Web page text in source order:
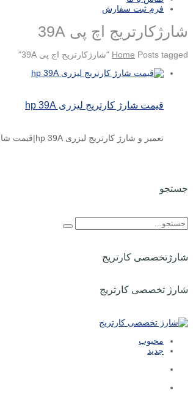
فرم ثبت سفارش
شارژکارتریج اچ پی 39A
Home Posts tagged "شارژکارتریج اچ پی 39A"
قیمت شارژ کارتریج لیزری hp 39A
تعمیر و شارژ کارتریج لیزری hp 39A|قیمت شارژ کارتریج لیزری hp 39A قیمت شارژ کارتریج لیزری اچ پی hp ...
جستجو
شارژتخصصی کارتریج
شارژ تخصصی کارتریج
محبوب
جدید